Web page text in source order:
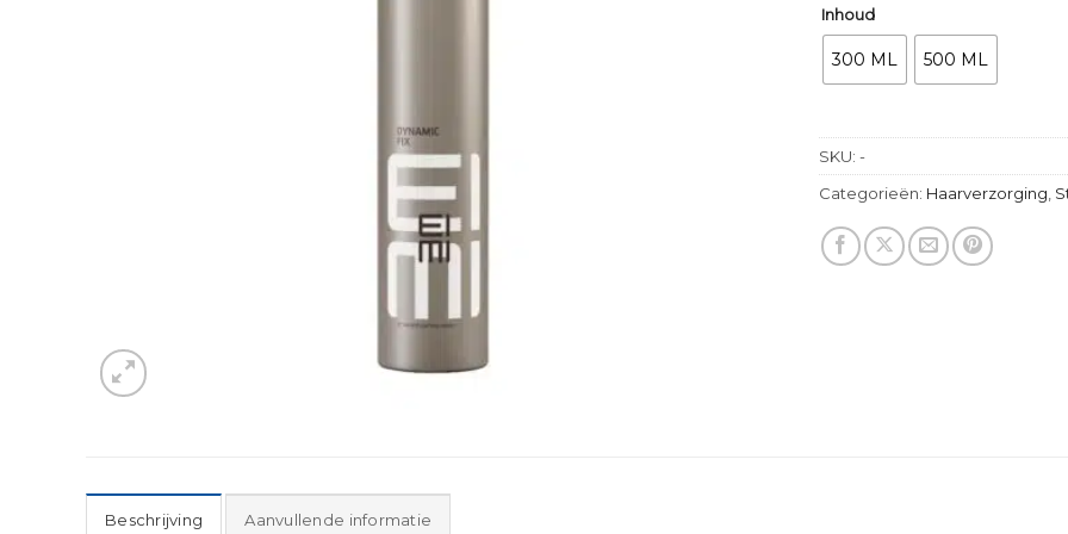
Inhoud
300 ML 500 ML
SKU: -
Categorieën: Haarverzorging
Beschrijving Aanvullende informatie